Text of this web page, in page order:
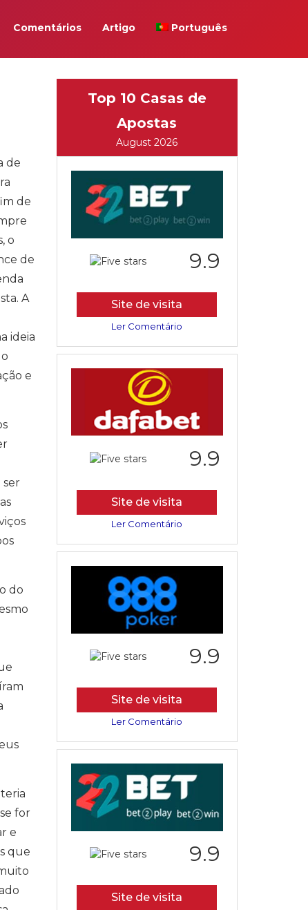
Comentários Artigo Português
de
de
o
de
A
ideia
e
ser
do
for
e
que
Top 10 Casas de
Apostas
August 2026
9.9
Site de visita
Ler Comentário
9.9
Site de visita
Ler Comentário
9.9
Site de visita
Ler Comentário
9.9
Site de visita